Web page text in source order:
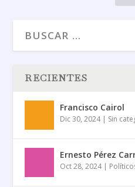
RECIENTES
Francisco Cairol
Dic 30, 2024| Sin
Ernesto Pérez
Oct 28, 2024|